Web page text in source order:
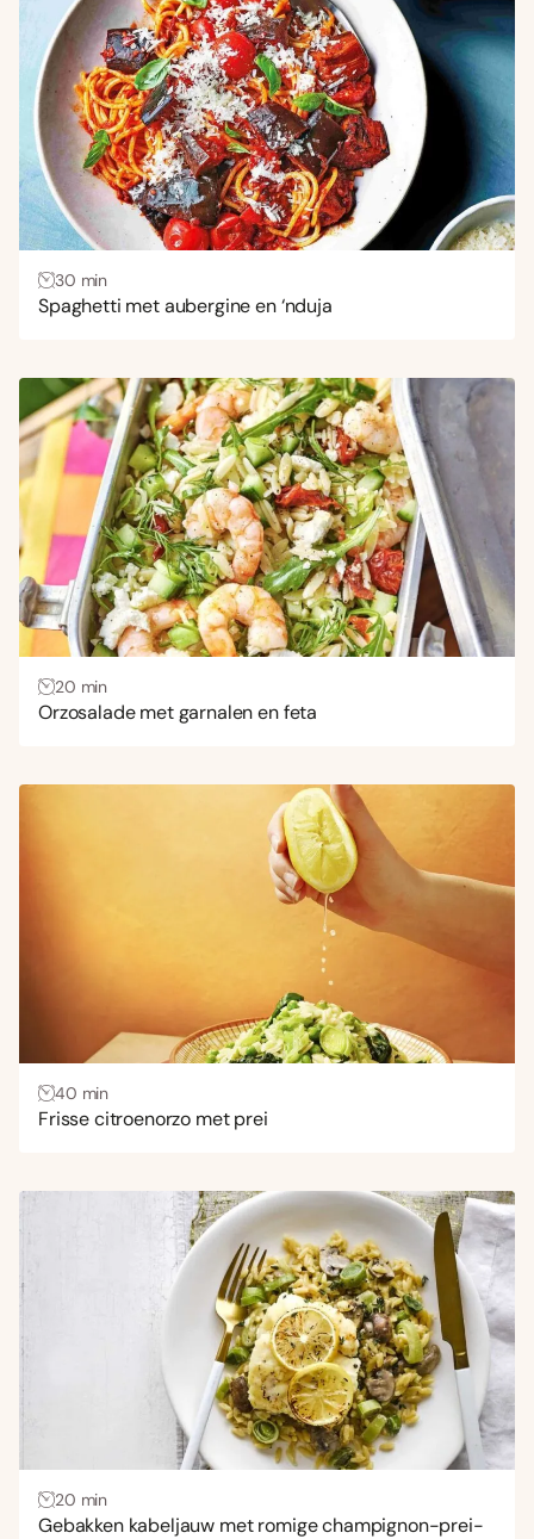
Uitdagend
(5)
Gang
Bijgerecht
Hoofdgerecht
(232)
Lunch
(35)
Voorgerecht
(3)
Wensen
Glutenvrij
Koolhydraatarm
Veganistisch
Vegetarisch
(93)
Thema
Aardappel
(10)
Brood
(1)
Gehakt
Gnocchi
(1)
(242)
Stoofschotel
(6)
Vis
Zalm
(3)
Keuken
(17)
(1)
(2)
Midden-Oosters
(5)
Spaans
30 min
Spaghetti met aubergine en ‘nduja
20 min
Orzosalade met garnalen en feta
40 min
Frisse citroenorzo met prei
20 min
Gebakken kabeljauw met romige champignon-prei-